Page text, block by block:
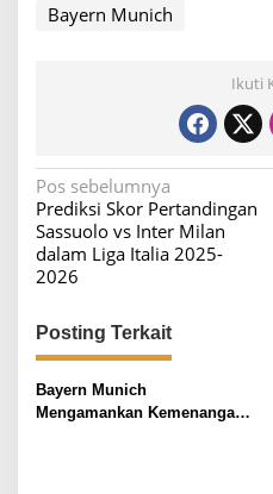
Bayern Munich
Ikuti
N
a
v
i
g
a
s
i
Pos sebelumnya
Prediksi Skor Pertandingan
Sassuolo vs Inter Milan
dalam Liga Italia 2025-
2026
Posting Terkait
Bayern Munich
Mengamankan Kemenangan